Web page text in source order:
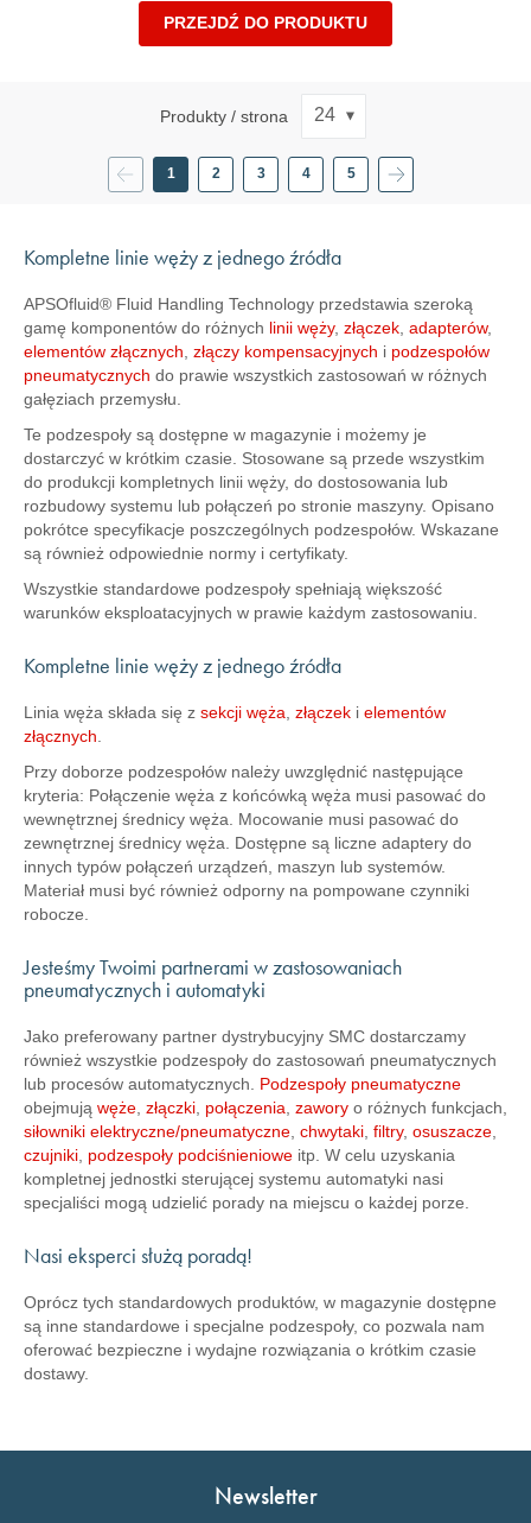
PRZEJDŹ DO PRODUKTU
Strona
Strona
Poprzednie
Aktualnie
1 Strona
2 Strona
3 Strona
4 Strona
5 Strona
Następne
Produkty / strona
Kompletne linie węży z jednego źródła
APSOfluid® Fluid Handling Technology przedstawia szeroką
gamę komponentów do różnych linii węży, złączek adapterów,
elementów złącznych złączy kompensacyjnych i podzespołów
pneumatycznych do prawie wszystkich zastosowań w różnych
gałęziach przemysłu.
Te podzespoły są dostępne w magazynie i możemy je
dostarczyć w krótkim czasie. Stosowane są przede wszystkim
do produkcji kompletnych linii węży, do dostosowania lub
rozbudowy systemu lub połączeń po stronie maszyny. Opisano
pokrótce specyfikacje poszczególnych podzespołów. Wskazane
są również odpowiednie normy i certyfikaty.
Wszystkie standardowe podzespoły spełniają większość
warunków eksploatacyjnych w prawie każdym zastosowaniu.
Kompletne linie węży z jednego źródła
Linia węża składa się z sekcji węża złączek i elementów
złącznych
Przy doborze podzespołów należy uwzględnić następujące
kryteria: Połączenie węża z końcówką węża musi pasować do
wewnętrznej średnicy węża. Mocowanie musi pasować do
zewnętrznej średnicy węża. Dostępne są liczne adaptery do
innych typów połączeń urządzeń, maszyn lub systemów.
Materiał musi być również odporny na pompowane czynniki
robocze.
Jesteśmy Twoimi partnerami w zastosowaniach
pneumatycznych i automatyki
Jako preferowany partner dystrybucyjny SMC dostarczamy
również wszystkie podzespoły do zastosowań pneumatycznych
lub procesów automatycznych. Podzespoły pneumatyczne
obejmują węże złączki połączenia zawory o różnych funkcjach,
siłowniki elektryczne/pneumatyczne chwytaki filtry, osuszacze
czujniki podzespoły podciśnieniowe itp. W celu uzyskania
kompletnej jednostki sterującej systemu automatyki nasi
specjaliści mogą udzielić porady na miejscu o każdej porze.
Nasi eksperci służą poradą!
Oprócz tych standardowych produktów, w magazynie dostępne
są inne standardowe i specjalne podzespoły, co pozwala nam
oferować bezpieczne i wydajne rozwiązania o krótkim czasie
dostawy.
Newsletter